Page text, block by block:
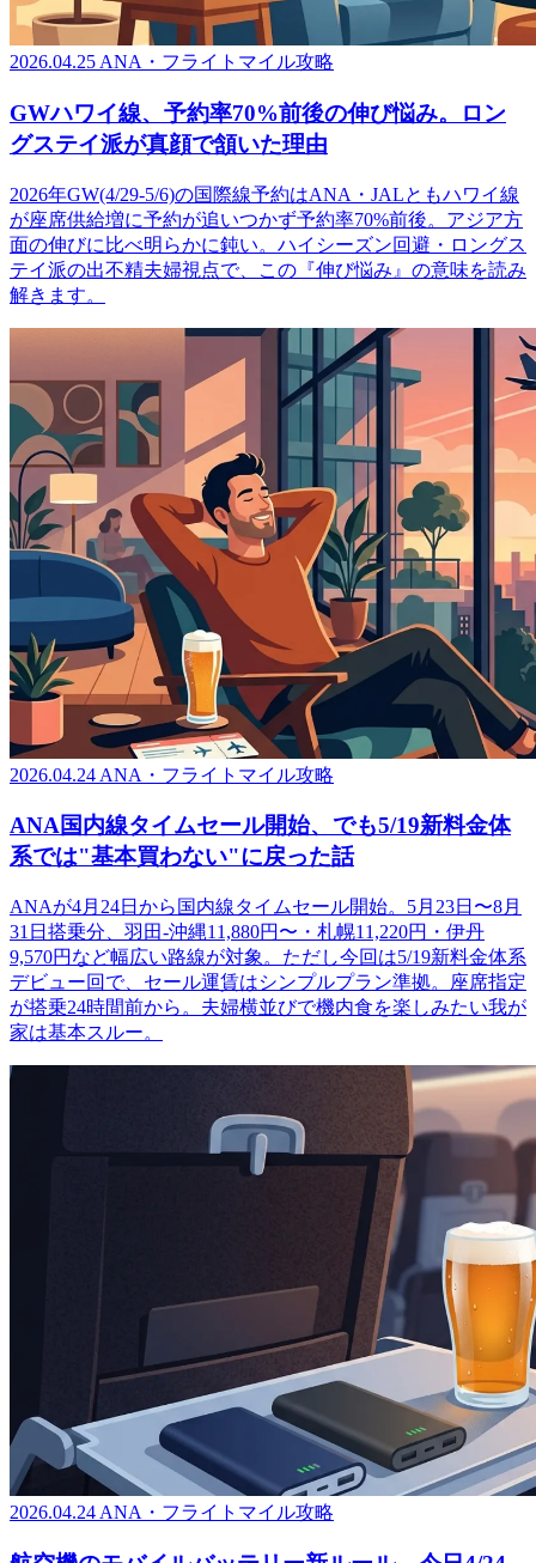
2026.04.25 ANA・フライトマイル攻略
GWハワイ線、予約率70%前後の伸び悩み。ロン
グステイ派が真顔で頷いた理由
2026年GW(4/29-5/6)の国際線予約はANA・JALともハワイ線
が座席供給増に予約が追いつかず予約率70%前後。アジア方
面の伸びに比べ明らかに鈍い。ハイシーズン回避・ロングス
テイ派の出不精夫婦視点で、この『伸び悩み』の意味を読み
解きます。
2026.04.24 ANA・フライトマイル攻略
ANA国内線タイムセール開始、でも5/19新料金体
系では"基本買わない"に戻った話
ANAが4月24日から国内線タイムセール開始。5月23日〜8月
31日搭乗分、羽田-沖縄11,880円〜・札幌11,220円・伊丹
9,570円など幅広い路線が対象。ただし今回は5/19新料金体系
デビュー回で、セール運賃はシンプルプラン準拠。座席指定
が搭乗24時間前から。夫婦横並びで機内食を楽しみたい我が
家は基本スルー。
2026.04.24 ANA・フライトマイル攻略